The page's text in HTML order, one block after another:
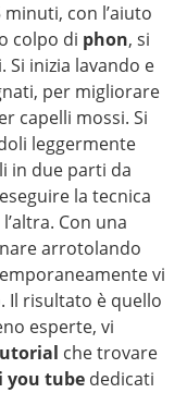
con l’aiuto
colpo di phon, si
inizia lavando e
per migliorare
capelli mossi. Si
leggermente
in due parti da
la tecnica
Con una
arrotolando
vi
Il risultato è quello
esperte, vi
che trovare
you tube dedicati